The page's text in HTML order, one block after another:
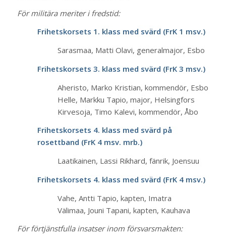
För militära meriter i fredstid:
Frihetskorsets 1. klass med svärd (FrK 1 msv.)
Sarasmaa, Matti Olavi, generalmajor, Esbo
Frihetskorsets 3. klass med svärd (FrK 3 msv.)
Aheristo, Marko Kristian, kommendör, Esbo
Helle, Markku Tapio, major, Helsingfors
Kirvesoja, Timo Kalevi, kommendör, Åbo
Frihetskorsets 4. klass med svärd på
rosettband (FrK 4 msv. mrb.)
Laatikainen, Lassi Rikhard, fänrik, Joensuu
Frihetskorsets 4. klass med svärd (FrK 4 msv.)
Vahe, Antti Tapio, kapten, Imatra
Välimaa, Jouni Tapani, kapten, Kauhava
För förtjänstfulla insatser inom försvarsmakten: